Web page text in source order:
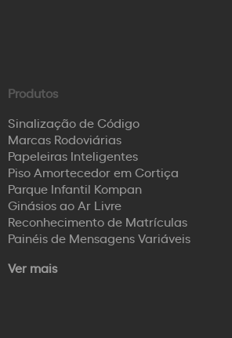
Produtos
Sinalização de Código
Marcas Rodoviárias
Papeleiras Inteligentes
Piso Amortecedor em Cortiça
Parque Infantil Kompan
Ginásios ao Ar Livre
Reconhecimento de Matrículas
Painéis de Mensagens Variáveis
Ver mais